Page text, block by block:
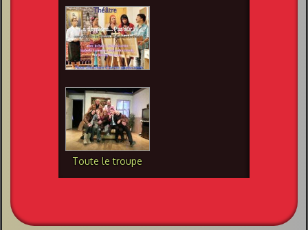
Toute le troupe